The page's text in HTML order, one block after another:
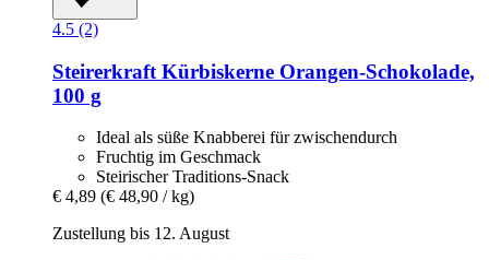
4.5 (2)
Steirerkraft Kürbiskerne Orangen-​Schokolade,
100 g
Ideal als süße Knabberei für zwischendurch
Fruchtig im Geschmack
Steirischer Traditions-Snack
€ 4,89 (€ 48,90 / kg)
Zustellung bis 12. August